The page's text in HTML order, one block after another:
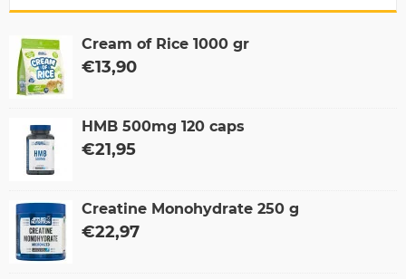
Cream of Rice 1000 gr
€13,90
HMB 500mg 120 caps
€21,95
Creatine Monohydrate 250 g
€22,97